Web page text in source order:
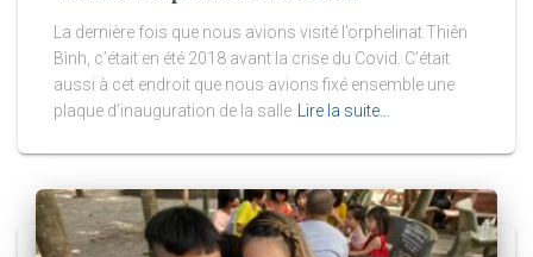
La dernière fois que nous avions visité l’orphelinat Thiên
Bình, c’était en été 2018 avant la crise du Covid. C’était
aussi à cet endroit que nous avions fixé ensemble une
plaque d’inauguration de la salle Lire la suite…